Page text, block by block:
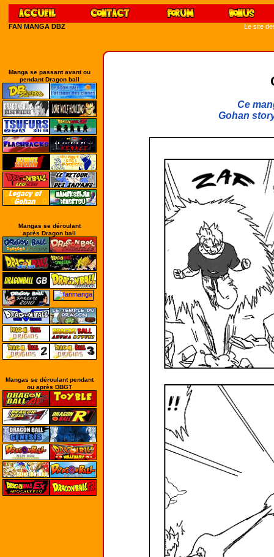
FAN MANGA DBZ Le site
Manga se passant avant ou
pendant Dragon ball
Mangas se déroulant
après Dragon ball
Mangas se déroulant pendant
ou après DBGT
Ce
Gohan